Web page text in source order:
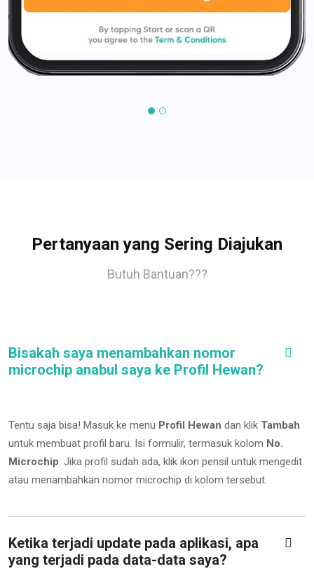
Pertanyaan yang Sering Diajukan
Butuh Bantuan???
Bisakah saya menambahkan nomor
microchip anabul saya ke Profil Hewan?
Tentu saja bisa! Masuk ke menu Profil Hewan dan klik Tambah
untuk membuat profil baru. Isi formulir, termasuk kolom No.
Microchip. Jika profil sudah ada, klik ikon pensil untuk mengedit
atau menambahkan nomor microchip di kolom tersebut.
Ketika terjadi update pada aplikasi, apa
yang terjadi pada data-data saya?